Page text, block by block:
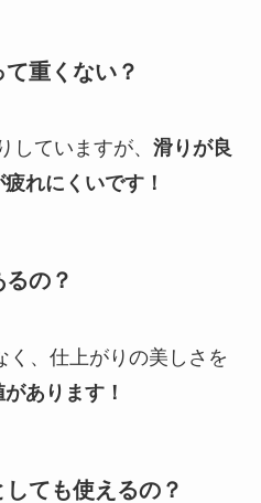
重くない？
していますが、 滑りが良
れにくいです！
の？
く、仕上がりの美しさを
あります！
ても使えるの？